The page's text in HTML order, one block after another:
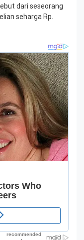
dari seseorang
seharga Rp.